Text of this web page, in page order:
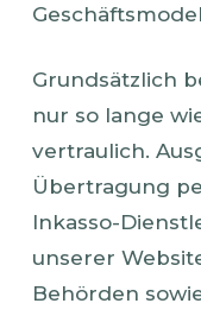
Grundsätzlich
nur so lange
vertraulich.
Übertragung
Inkasso-
unserer
Behörden